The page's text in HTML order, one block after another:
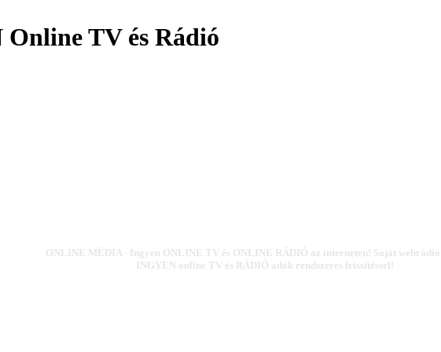
TV és Rádió
ONLINE MÉDIA - Ingyen ONLINE TV és ONLINE RÁDIÓ az interneten! Saját webrádió
INGYEN online TV és RÁDIÓ adók rendszeres frissítéssel!